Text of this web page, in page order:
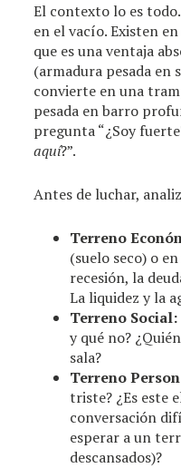
El contexto lo es
en el vacío. Existen
que es una ventaja
(armadura pesada en
convierte en una
pesada en barro
pregunta “¿Soy
aquí?”.
Antes de luchar,
Terreno
(suelo seco) o
recesión, la
La liquidez y la
Terreno Social:
y qué no?
sala?
Terreno
triste? ¿Es este
conversación
esperar a un
descansados)?